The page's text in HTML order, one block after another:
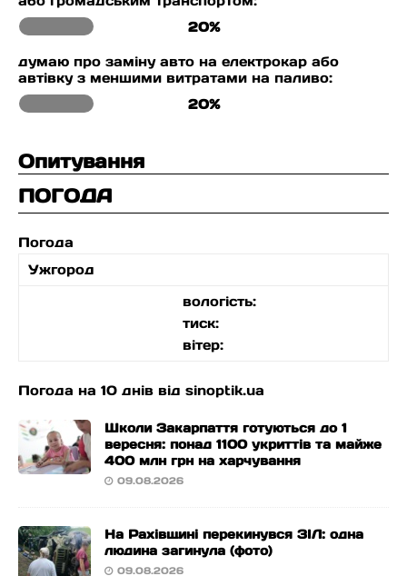
20%
думаю про заміну авто на електрокар або
автівку з меншими витратами на паливо:
20%
Опитування
ПОГОДА
Погода
Ужгород
вологість:
тиск:
вітер:
Погода на 10 днів від sinoptik.ua
Школи Закарпаття готуються до 1
вересня: понад 1100 укриттів та майже
400 млн грн на харчування
09.08.2026
На Рахівщині перекинувся ЗІЛ: одна
людина загинула (фото)
09.08.2026